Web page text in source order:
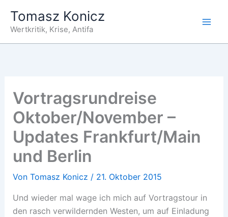
Inhalt
springen
Tomasz Konicz
Wertkritik, Krise, Antifa
Vortragsrundreise
Oktober/November –
Updates Frankfurt/Main
und Berlin
Von Tomasz Konicz / 21. Oktober 2015
Und wieder mal wage ich mich auf Vortragstour in
den rasch verwildernden Westen, um auf Einladung